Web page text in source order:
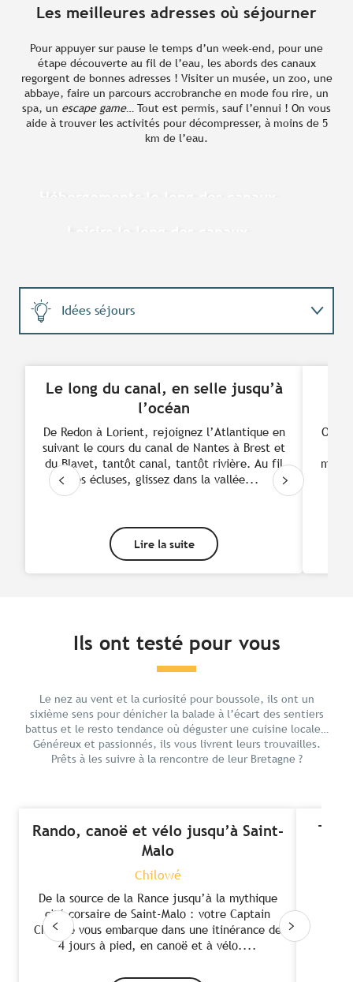
Les meilleures adresses où séjourner
Pour appuyer sur pause le temps d’un week-end, pour une
étape découverte au fil de l’eau, les abords des canaux
regorgent de bonnes adresses ! Visiter un musée, un zoo, une
abbaye, faire un parcours accrobranche en mode fou rire, un
spa, un escape game… Tout est permis, sauf l’ennui ! On vous
aide à trouver les activités pour décompresser, à moins de 5
km de l’eau.
Idées séjours
Le long du canal, en selle jusqu’à
l’océan
De Redon à Lorient, rejoignez l’Atlantique en
suivant le cours du canal de Nantes à Brest et
du Blavet, tantôt canal, tantôt rivière. Au fil
des écluses, glissez dans la vallée...
Lire la suite
Ils ont testé pour vous
Le nez au vent et la curiosité pour boussole, ils ont un
sixième sens pour dénicher la balade à l’écart des sentiers
battus et le resto tendance où déguster une cuisine locale…
Généreux et passionnés, ils vous livrent leurs trouvailles.
Prêts à les suivre à la rencontre de leur Bretagne ?
Rando, canoë et vélo jusqu’à Saint-
Malo
Chilowé
De la source de la Rance jusqu’à la mythique
cité corsaire de Saint-Malo : votre Captain
Chilowé vous embarque dans une itinérance de
4 jours à pied, en canoë et à vélo....
Top